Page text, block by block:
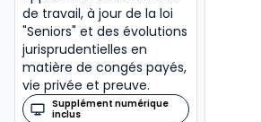
de travail, à jour de la loi
"Seniors" et des évolutions
jurisprudentielles en
matière de congés payés,
vie privée et preuve.
Supplément numérique
inclus